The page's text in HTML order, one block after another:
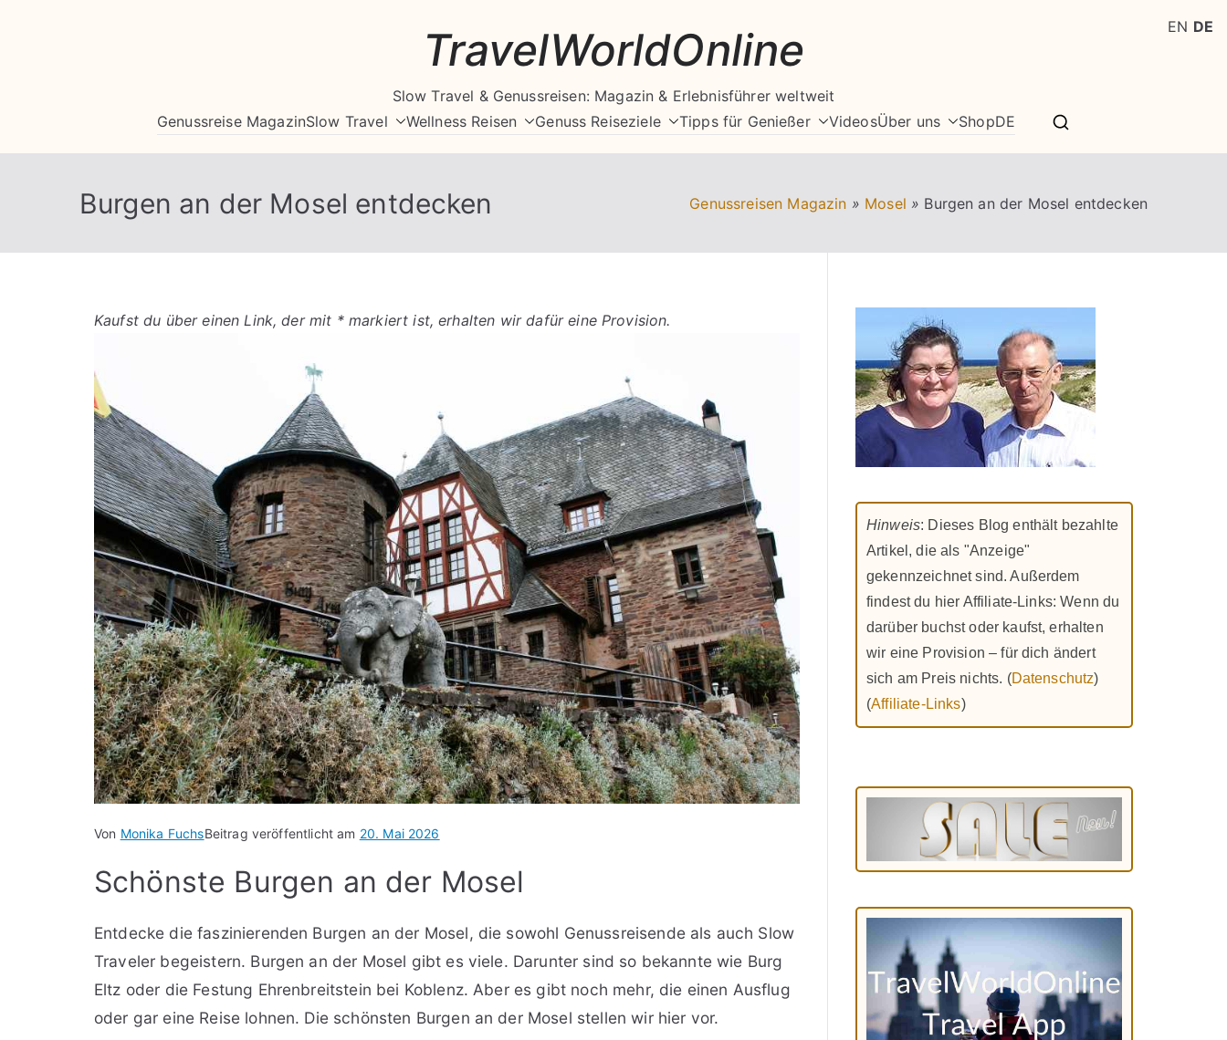
TravelWorldOnline
Slow Travel & Genussreisen: Magazin & Erlebnisführer weltweit
Genussreise MagazinSlow Travel Wellness Reisen Genuss Reiseziele Tipps für Genießer VideosÜber uns ShopDE
Burgen an der Mosel entdecken Genussreisen Magazin » Mosel » Burgen an der Mosel entdecken
Kaufst du über einen Link, der mit * markiert ist, erhalten wir dafür eine Provision.
Von Monika FuchsBeitrag veröffentlicht am 20. Mai 2026
Schönste Burgen an der Mosel
Entdecke die faszinierenden Burgen an der Mosel, die sowohl Genussreisende als auch Slow
Traveler begeistern. Burgen an der Mosel gibt es viele. Darunter sind so bekannte wie Burg
Eltz oder die Festung Ehrenbreitstein bei Koblenz. Aber es gibt noch mehr, die einen Ausflug
oder gar eine Reise lohnen. Die schönsten Burgen an der Mosel stellen wir hier vor.
Hinweis: Dieses Blog enthält bezahlte
Artikel, die als "Anzeige"
gekennzeichnet sind. Außerdem
findest du hier Affiliate-Links: Wenn du
darüber buchst oder kaufst, erhalten
wir eine Provision – für dich ändert
sich am Preis nichts. (Datenschutz)
(Affiliate-Links)
EN DE